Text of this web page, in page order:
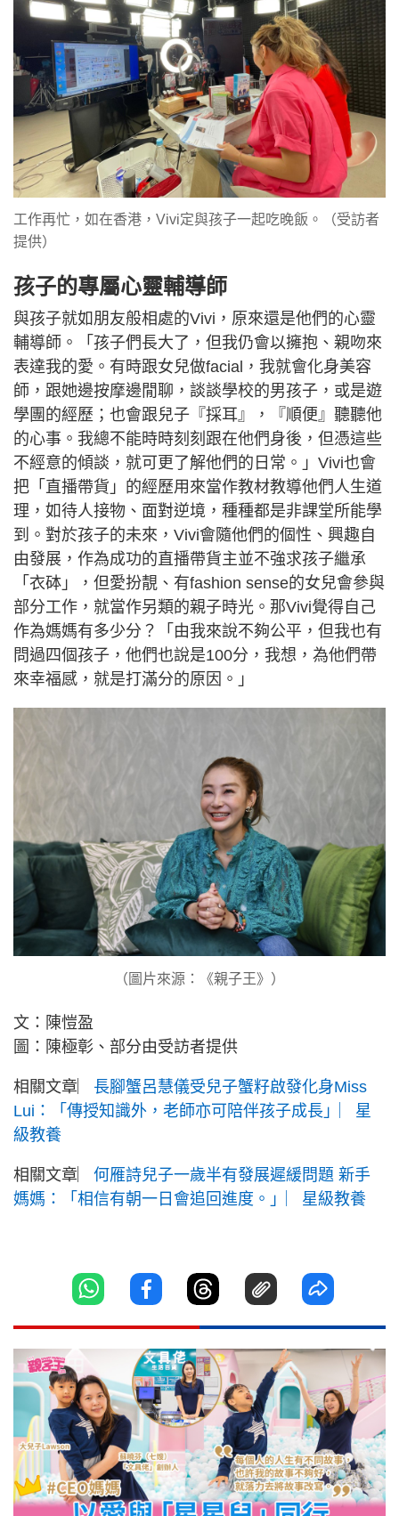
工作再忙，如在香港，Vivi定與孩子一起吃晚飯。（受訪者
提供）
孩子的專屬心靈輔導師
與孩子就如朋友般相處的Vivi，原來還是他們的心靈
輔導師。「孩子們長大了，但我仍會以擁抱、親吻來
表達我的愛。有時跟女兒做facial，我就會化身美容
師，跟她邊按摩邊閒聊，談談學校的男孩子，或是遊
學團的經歷；也會跟兒子『採耳』，『順便』聽聽他
的心事。我總不能時時刻刻跟在他們身後，但憑這些
不經意的傾談，就可更了解他們的日常。」Vivi也會
把「直播帶貨」的經歷用來當作教材教導他們人生道
理，如待人接物、面對逆境，種種都是非課堂所能學
到。對於孩子的未來，Vivi會隨他們的個性、興趣自
由發展，作為成功的直播帶貨主並不強求孩子繼承
「衣砵」，但愛扮靚、有fashion sense的女兒會參與
部分工作，就當作另類的親子時光。那Vivi覺得自己
作為媽媽有多少分？「由我來說不夠公平，但我也有
問過四個孩子，他們也說是100分，我想，為他們帶
來幸福感，就是打滿分的原因。」
（圖片來源：《親子王》）
文：陳愷盈
圖：陳極彰、部分由受訪者提供
相關文章︳ 長腳蟹呂慧儀受兒子蟹籽啟發化身Miss
Lui：「傳授知識外，老師亦可陪伴孩子成長」︳星
級教養
相關文章︳ 何雁詩兒子一歲半有發展遲緩問題 新手
媽媽：「相信有朝一日會追回進度。」︳星級教養